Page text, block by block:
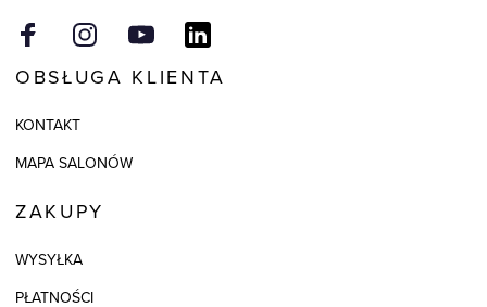
OBSŁUGA KLIENTA
KONTAKT
MAPA SALONÓW
ZAKUPY
WYSYŁKA
PŁATNOŚCI